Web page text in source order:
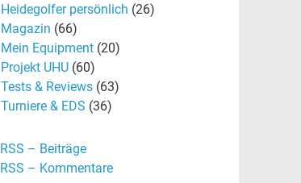
Heidegolfer persönlich (26)
Magazin (66)
Mein Equipment(20)
Projekt UHU(60)
Tests & Reviews(63)
Turniere & EDS (36)
RSS – Beiträge
RSS – Kommentare